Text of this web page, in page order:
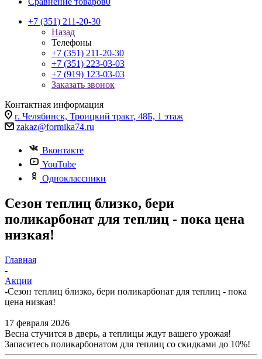
+7 (351) 211-20-30
Назад
Телефоны
+7 (351) 211-20-30
+7 (351) 223-03-03
+7 (919) 123-03-03
Заказать звонок
Контактная информация
г. Челябинск, Троицкий тракт, 48Б, 1 этаж
zakaz@formika74.ru
Вконтакте
YouTube
Одноклассники
Сезон теплиц близко, бери
поликарбонат для теплиц - пока цена
низкая!
Главная
-
Акции
-Сезон теплиц близко, бери поликарбонат для теплиц - пока
цена низкая!
17 февраля 2026
Весна стучится в дверь, а теплицы ждут вашего урожая!
Запаситесь поликарбонатом для теплиц со скидками до 10%!